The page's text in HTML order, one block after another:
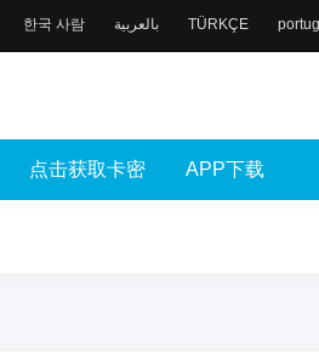
한국 사람 بالعربية TÜRKÇE
点击获取卡密 APP下载